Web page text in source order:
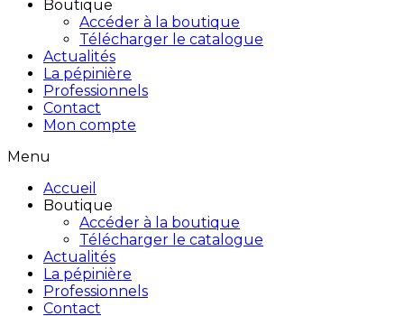
Boutique
Accéder à la boutique
Télécharger le catalogue
Actualités
La pépinière
Professionnels
Contact
Mon compte
Menu
Accueil
Boutique
Accéder à la boutique
Télécharger le catalogue
Actualités
La pépinière
Professionnels
Contact